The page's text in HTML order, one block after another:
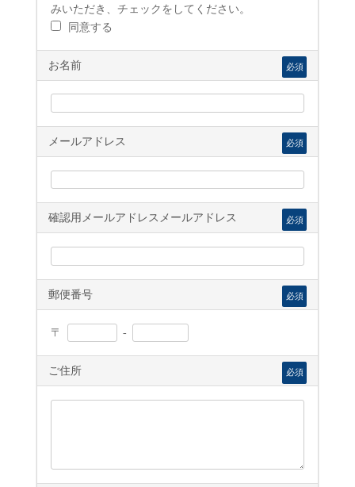
みいただき、チェックをしてください。
同意する
お名前 必須
メールアドレス 必須
確認用メールアドレスメールアドレス 必須
郵便番号 必須
〒 -
ご住所 必須